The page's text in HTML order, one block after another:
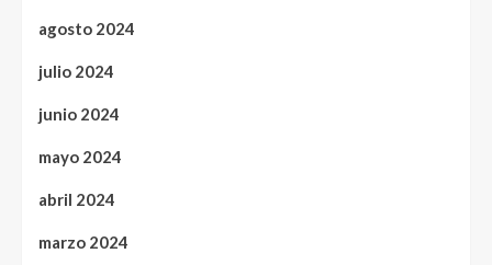
agosto 2024
julio 2024
junio 2024
mayo 2024
abril 2024
marzo 2024